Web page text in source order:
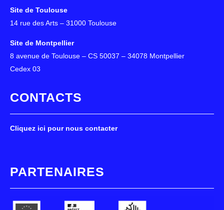
Site de Toulouse
14 rue des Arts – 31000 Toulouse
Site de Montpellier
8 avenue de Toulouse – CS 50037 – 34078 Montpellier
Cedex 03
CONTACTS
Cliquez ici pour nous contacter
PARTENAIRES